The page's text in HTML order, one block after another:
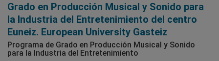
Grado en Producción Musical y Sonido para
la Industria del Entretenimiento del centro
Euneiz. European University Gasteiz
Programa de Grado en Producción Musical y Sonido
para la Industria del Entretenimiento